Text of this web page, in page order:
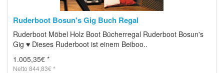
Ruderboot Bosun's Gig Buch Regal
Ruderboot Möbel Holz Boot Bücherregal Ruderboot Bosun's
Gig ♥ Dieses Ruderboot ist einem Beiboo..
1.005,35€ *
Netto 844,83€ *